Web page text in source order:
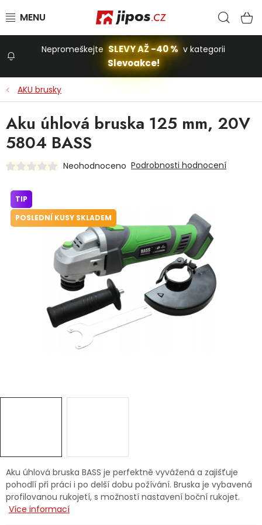
Stavba a dům
Domácnost
Dětská hřiště
Autodoplňky
Značky
Nepromeškejte SLEVY AŽ -40 % v kategorii
Slevoakce!
AKU brusky
Aku úhlová bruska BASS je perfektně vyvážená a zajišťuje
pohodlí při práci i po delší dobu požívání. Bruska je vybavená
profilovanou rukojetí, s možností nastavení boční rukojet.
Více informací
Aku úhlová bruska 125 mm, 20V
5804 BASS
Neohodnoceno Podrobnosti hodnocení
TIP
POSLEDNÍ KUSY SKLADEM